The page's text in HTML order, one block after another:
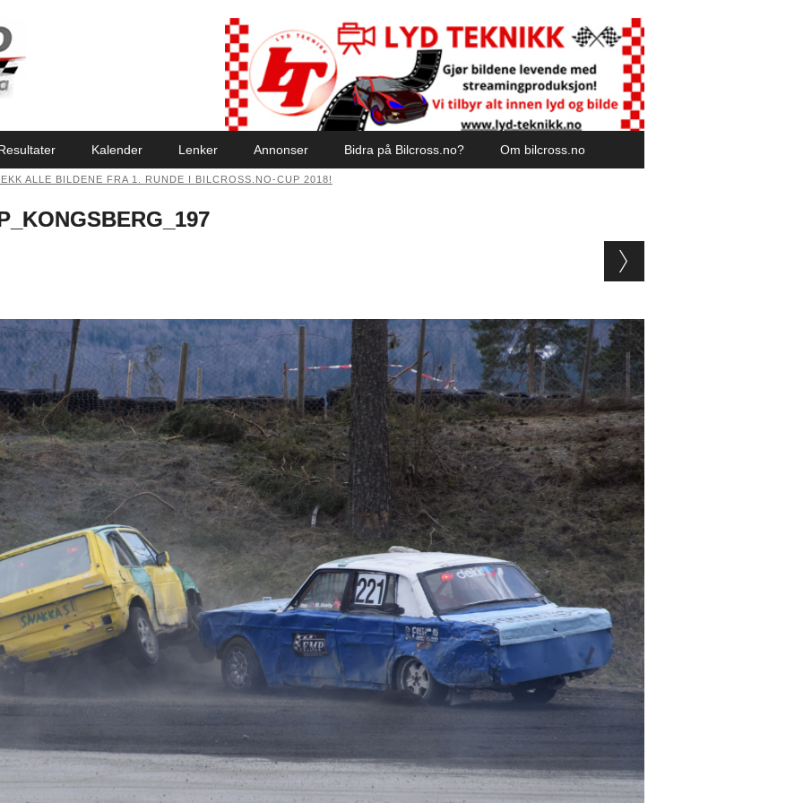
Kalender Lenker Annonser Bidra på Bilcross.no? Om bilcross.no
ALLE BILDENE FRA 1. RUNDE I BILCROSS.NO-CUP 2018!